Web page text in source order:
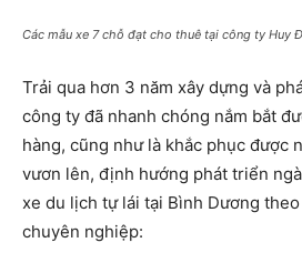
Các mẫu xe 7 chỗ đạt cho thuê tại công ty Huy
Trải qua hơn 3 năm xây dựng và
công ty đã nhanh chóng nắm bắt
hàng, cũng như là khắc phục được
vươn lên, định hướng phát triển
xe du lịch tự lái tại Bình Dương
chuyên nghiệp: